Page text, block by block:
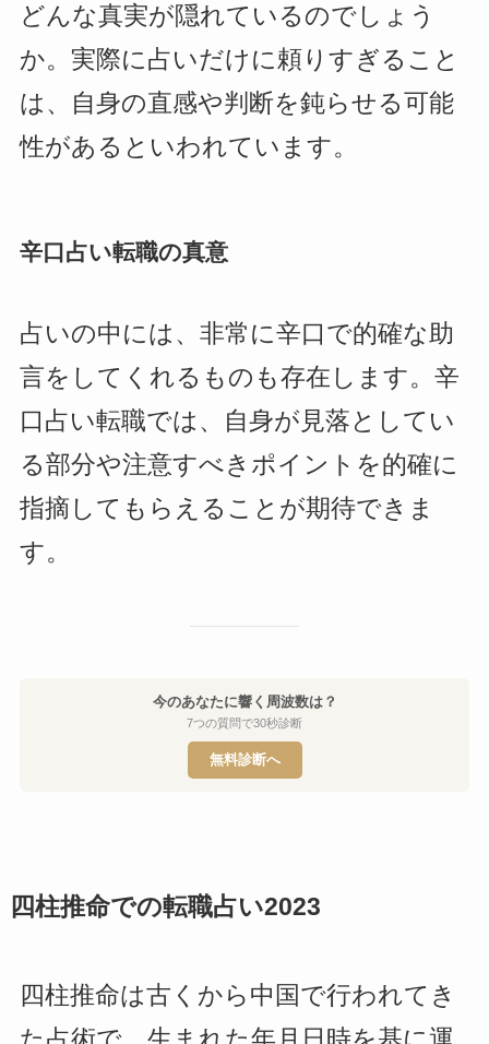
どんな真実が隠れているのでしょう
か。実際に占いだけに頼りすぎること
は、自身の直感や判断を鈍らせる可能
性があるといわれています。
辛口占い転職の真意
占いの中には、非常に辛口で的確な助
言をしてくれるものも存在します。辛
口占い転職では、自身が見落としてい
る部分や注意すべきポイントを的確に
指摘してもらえることが期待できま
す。
今のあなたに響く周波数は？
7つの質問で30秒診断
無料診断へ
四柱推命での転職占い2023
四柱推命は古くから中国で行われてき